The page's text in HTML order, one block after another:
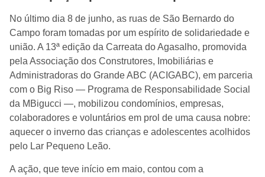
No último dia 8 de junho, as ruas de São Bernardo do
Campo foram tomadas por um espírito de solidariedade e
união. A 13ª edição da Carreata do Agasalho, promovida
pela Associação dos Construtores, Imobiliárias e
Administradoras do Grande ABC (ACIGABC), em parceria
com o Big Riso — Programa de Responsabilidade Social
da MBigucci —, mobilizou condomínios, empresas,
colaboradores e voluntários em prol de uma causa nobre:
aquecer o inverno das crianças e adolescentes acolhidos
pelo Lar Pequeno Leão.
A ação, que teve início em maio, contou com a